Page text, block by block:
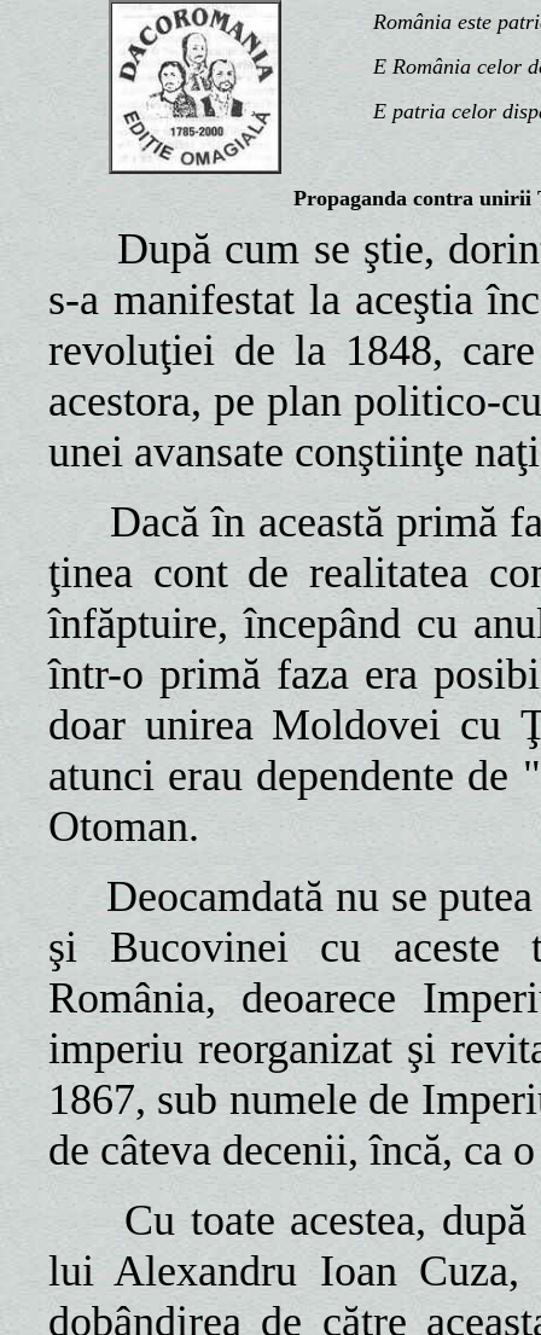
România este
E România celor
E patria celor
Propaganda contra unirii
După cum se ştie,
s-a manifestat la aceştia
revoluţiei de la 1848,
acestora, pe plan politico-
unei avansate conştiinţe
Dacă în această primă
ţinea cont de realitatea
înfăptuire, începând cu
într-o primă faza era
doar unirea Moldovei cu
atunci erau dependente
Otoman.
Deocamdată nu se
şi Bucovinei cu aceste
România, deoarece
imperiu reorganizat şi
1867, sub numele de
de câteva decenii, încă, ca
Cu toate acestea,
lui Alexandru Ioan
dobândirea de către